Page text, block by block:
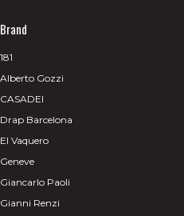
Brand
181
Alberto Gozzi
CASADEI
Drap Barcelona
El Vaquero
Geneve
Giancarlo Paoli
Gianni Renzi